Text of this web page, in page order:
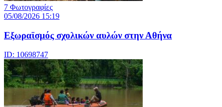
7 Φωτογραφίες
05/08/2026 15:19
Εξωραϊσμός σχολικών αυλών στην Αθήνα
ID: 10698747